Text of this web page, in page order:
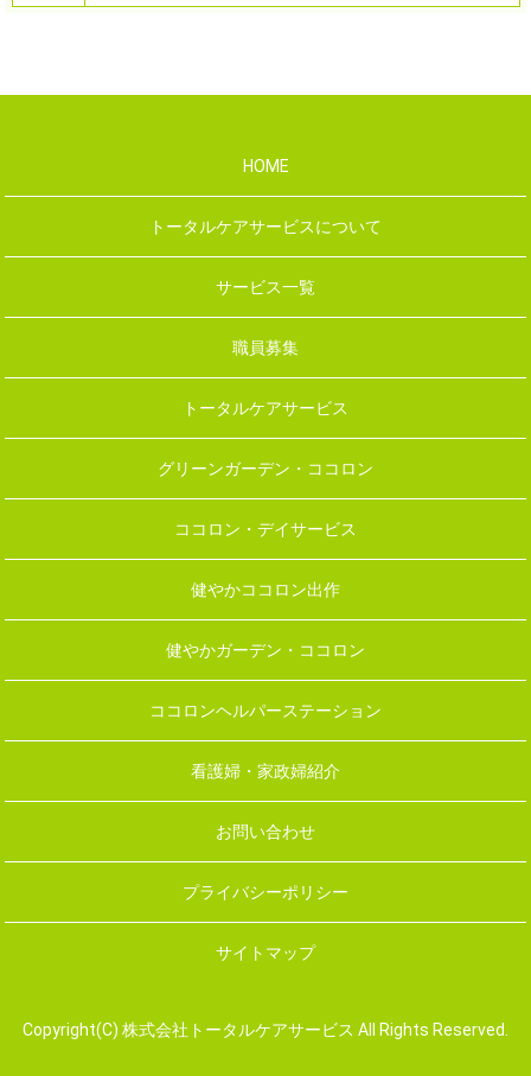
HOME
トータルケアサービスについて
サービス一覧
職員募集
トータルケアサービス
グリーンガーデン・ココロン
ココロン・デイサービス
健やかココロン出作
健やかガーデン・ココロン
ココロンヘルパーステーション
看護婦・家政婦紹介
お問い合わせ
プライバシーポリシー
サイトマップ
Copyright(C) 株式会社トータルケアサービス All Rights Reserved.